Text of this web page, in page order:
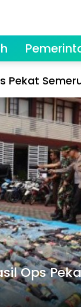
Pekat
Ops